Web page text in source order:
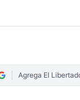
Agrega El